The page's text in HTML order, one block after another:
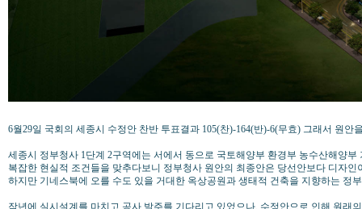
6월29일 국회의 세종시 수정안 찬반 투표결과 105(찬)-164(반)-6(무효) 그래서 원안
세종시 정부청사 1단계 2구역에는 서에서 동으로 국토해양부 환경부 농수산해양
복잡한 현실적 조건들을 맞추다보니 정부청사 원안의 최종안은 당선안보다 디자
하지만 기네스북에 오를 수도 있을 거대한 옥상공원과 생태적 건축을 지향하는 정